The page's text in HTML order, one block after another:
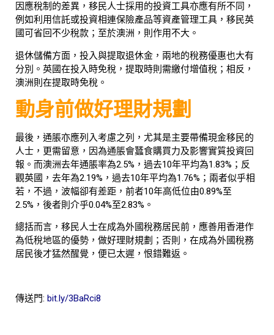
因應稅制的差異，移民人士採用的投資工具亦應有所不同，
例如利用信託或投資相連保險產品等資產管理工具，移民英
國可省回不少稅款；至於澳洲，則作用不大。
退休儲備方面，投入與提取退休金，兩地的稅務優惠也大有
分別。英國在投入時免稅，提取時則需繳付增值稅；相反，
澳洲則在提取時免稅。
動身前做好理財規劃
最後，通脹亦應列入考慮之列，尤其是主要帶備現金移民的
人士，更需留意，因為通脹會蠶食購買力及影響實質投資回
報。而澳洲去年通脹率為2.5%，過去10年平均為1.83%；反
觀英國，去年為2.19%，過去10年平均為1.76%；兩者似乎相
若，不過，波幅卻有差距，前者10年高低位由0.89%至
2.5%，後者則介乎0.04%至2.83%。
總括而言，移民人士在成為外國稅務居民前，應善用香港作
為低稅地區的優勢，做好理財規劃；否則，在成為外國稅務
居民後才猛然醒覺，便已太遲，恨錯難返。
傳送門: bit.ly/3BaRci8